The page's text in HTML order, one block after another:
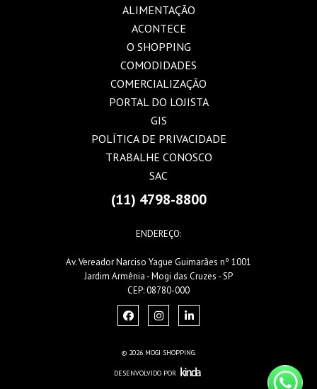
ALIMENTAÇÃO
ACONTECE
O SHOPPING
COMODIDADES
COMERCIALIZAÇÃO
PORTAL DO LOJISTA
GIS
POLÍTICA DE PRIVACIDADE
TRABALHE CONOSCO
SAC
(11) 4798-8800
ENDEREÇO:
Av. Vereador Narciso Yague Guimarães nº 1001
Jardim Armênia - Mogi das Cruzes - SP
CEP: 08780-000
© 2026 MOGI SHOPPING.
DESENVOLVIDO POR